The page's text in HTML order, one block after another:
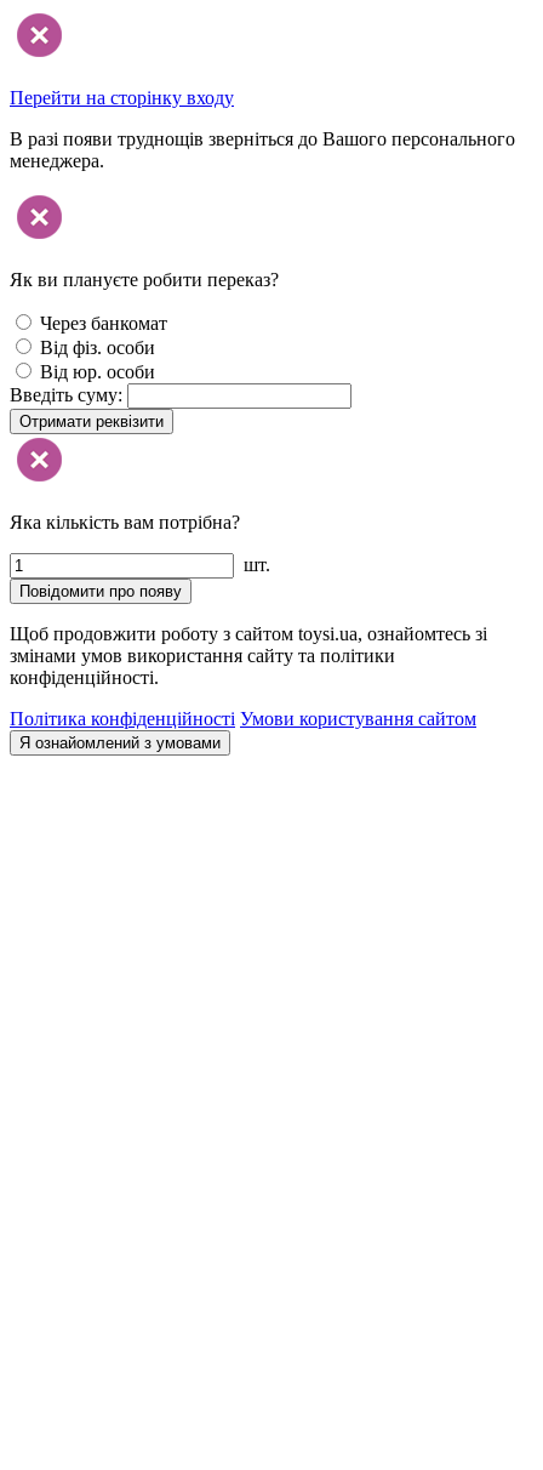
Перейти на сторінку входу
В разі появи труднощів зверніться до Вашого персонального
менеджера.
Як ви плануєте робити переказ?
Через банкомат
Від фіз. особи
Від юр. особи
Введіть суму:
Отримати реквізити
Яка кількість вам потрібна?
шт.
Повідомити про появу
Щоб продовжити роботу з сайтом toysi.ua, ознайомтесь зі
змінами умов використання сайту та політики
конфіденційності.
Політика конфіденційності Умови користування сайтом
Я ознайомлений з умовами